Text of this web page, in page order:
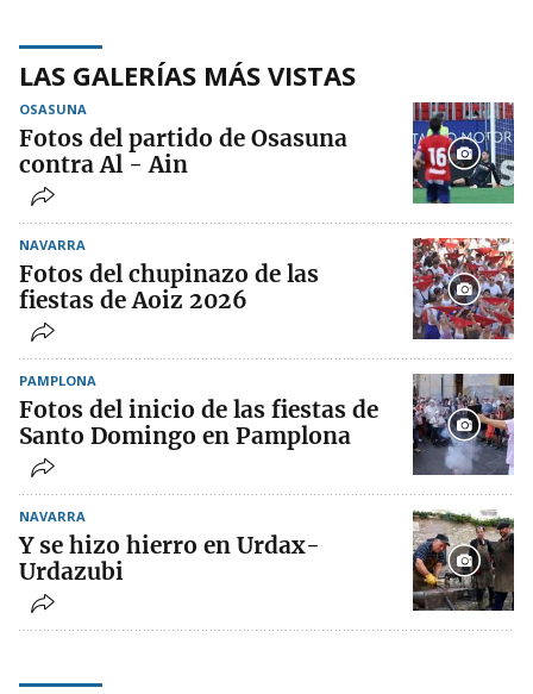
LAS GALERÍAS MÁS VISTAS
OSASUNA
Fotos del partido de Osasuna
contra Al - Ain
NAVARRA
Fotos del chupinazo de las
fiestas de Aoiz 2026
PAMPLONA
Fotos del inicio de las fiestas de
Santo Domingo en Pamplona
NAVARRA
Y se hizo hierro en Urdax-
Urdazubi